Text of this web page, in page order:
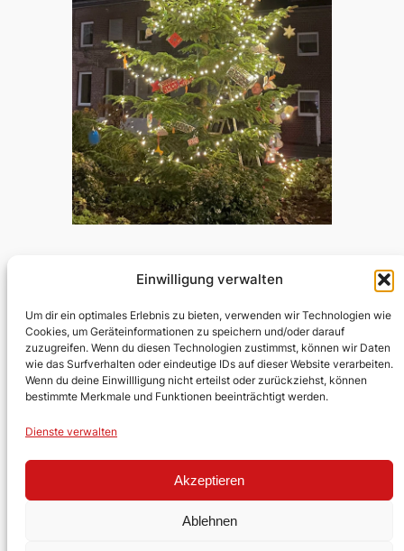
Einwilligung verwalten
Um dir ein optimales Erlebnis zu bieten, verwenden wir Technologien wie
Cookies, um Geräteinformationen zu speichern und/oder darauf
zuzugreifen. Wenn du diesen Technologien zustimmst, können wir Daten
wie das Surfverhalten oder eindeutige IDs auf dieser Website verarbeiten.
Wenn du deine Einwillligung nicht erteilst oder zurückziehst, können
bestimmte Merkmale und Funktionen beeinträchtigt werden.
Dienste verwalten
Akzeptieren
Ablehnen
Testumgebung Kirche
Evangelische Kirchengemeinde
Lobberich/Hinsbeck
Über uns
Kontakt
Ehrenamt
Datenschutz
Facebook